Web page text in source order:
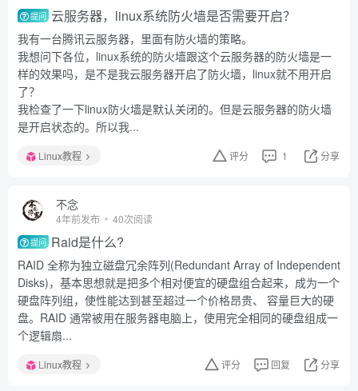
提问 云服务器，linux系统防火墙是否需要开启？
我有一台腾讯云服务器，里面有防火墙的策略。
我想问下各位，linux系统的防火墙跟这个云服务器的防火墙是一
样的效果吗，是不是我云服务器开启了防火墙，linux就不用开启
了？
我检查了一下linux防火墙是默认关闭的。但是云服务器的防火墙
是开启状态的。所以我...
Linux教程 评分 1 分享
不念
4年前发布 40次阅读
提问 Raid是什么?
RAID 全称为独立磁盘冗余阵列(Redundant Array of Independent
Disks)，基本思想就是把多个相对便宜的硬盘组合起来，成为一个
硬盘阵列组，使性能达到甚至超过一个价格昂贵、 容量巨大的硬
盘。RAID 通常被用在服务器电脑上，使用完全相同的硬盘组成一
个逻辑扇...
Linux教程 评分 回复 分享